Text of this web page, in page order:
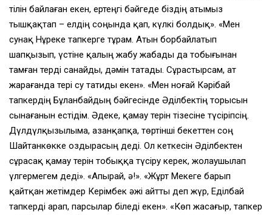
тілін байлаған екен, ертеңгі бәйгеде біздің атымыз
тышқақтап – елдің соңында қап, күлкі болдық». «Мен
сунақ Нұреке тапкерге тұрам. Атын борбайлатып
шапқызып, үстіне қалың жабу жабады да тобығынан
тамған терді санайды, дәмін татады. Сұрастырсам, ат
жарағанда тері су татиды екен». «Мен ноғай Кәрібай
тапкердің Бұланбайдың бәйгесінде Әділбектің торысын
сынағанын естідім. Әдеке, қамау терін тізесіне түсіріпсің.
Дүлдүлқызылыма, Қазанқапқа, төртінші бекеттен соң
Шайтанкөкке оздырасың деді. Ол кеткесін Әділбектен
сұрасақ қамау терін тобыққа түсіру керек, жолаушылап
үлгермегем деді». «Апырай, ә!». «Жұрт Мекеге барып
қайтқан жетімдер Керімбек әжі айтты деп жүр, Еділбай
тапкерді арап, парсылар біледі екен». «Көп жасағыр, тапкер